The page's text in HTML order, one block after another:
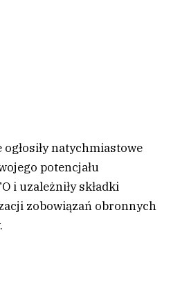
natychmiastowe
potencjału
i uzależniły składki
zobowiązań obronnych